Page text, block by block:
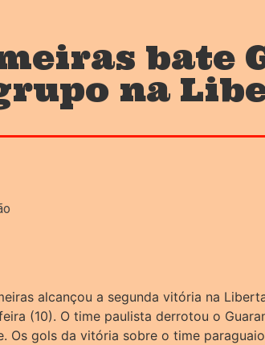
bate
na
alcançou a segunda vitória na
(10). O time paulista derrotou o
Os gols da vitória sobre o time